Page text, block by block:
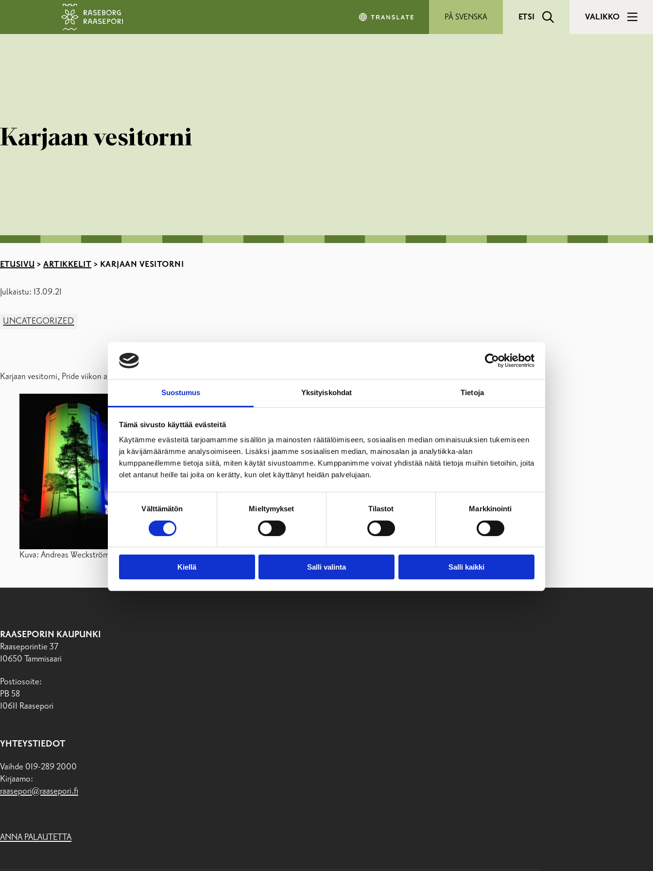
Suostumus Yksityiskohdat Tietoja
Tämä sivusto käyttää evästeitä
Käytämme evästeitä tarjoamamme sisällön ja mainosten räätälöimiseen, sosiaalisen median ominaisuuksien tukemiseen
ja kävijämäärämme analysoimiseen. Lisäksi jaamme sosiaalisen median, mainosalan ja analytiikka-alan
kumppaneillemme tietoja siitä, miten käytät sivustoamme. Kumppanimme voivat yhdistää näitä tietoja muihin tietoihin, joita
olet antanut heille tai joita on kerätty, kun olet käyttänyt heidän palvelujaan.
Suostumuksen
valinta
Välttämätön Mieltymykset Tilastot Markkinointi
Kiellä Salli valinta Salli kaikki
PÅ SVENSKA ETSI VALIKKO
Karjaan vesitorni
ETUSIVU > ARTIKKELIT > KARJAAN VESITORNI
Julkaistu: 13.09.21
UNCATEGORIZED
Karjaan vesitorni, Pride viikon aikana.
Kuva: Andreas Weckström
RAASEPORIN KAUPUNKI
Raaseporintie 37
10650 Tammisaari
Postiosoite:
PB 58
10611 Raasepori
YHTEYSTIEDOT
Vaihde 019-289 2000
Kirjaamo:
raasepori@raasepori.fi
ANNA PALAUTETTA